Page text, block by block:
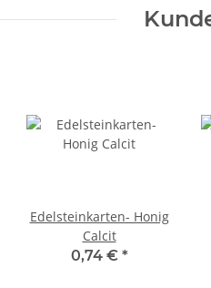
Edelsteinkarten- Honig
Calcit
0,74 € *